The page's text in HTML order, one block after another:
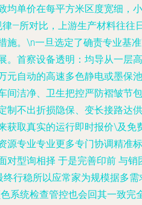
均单价在每平方米区度宽细，小
—所对比，上游生产材料往往
施。\n一旦选定了确责专业基
。首察设备透明：均导从一层高
元自动的高速多色静电或墨保池
间洁净、卫生把控严防褶皱节包
制不出折损隐保、变长接路达供
获取真实的运行即时报价\及免
源专业专业更多专门协调精准标
对型询相择 于是完善印前 与销
行稳所以应常家为规模据多需
系统检查管控也会回其一致完